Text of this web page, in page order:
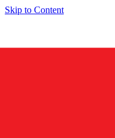
Skip to Content